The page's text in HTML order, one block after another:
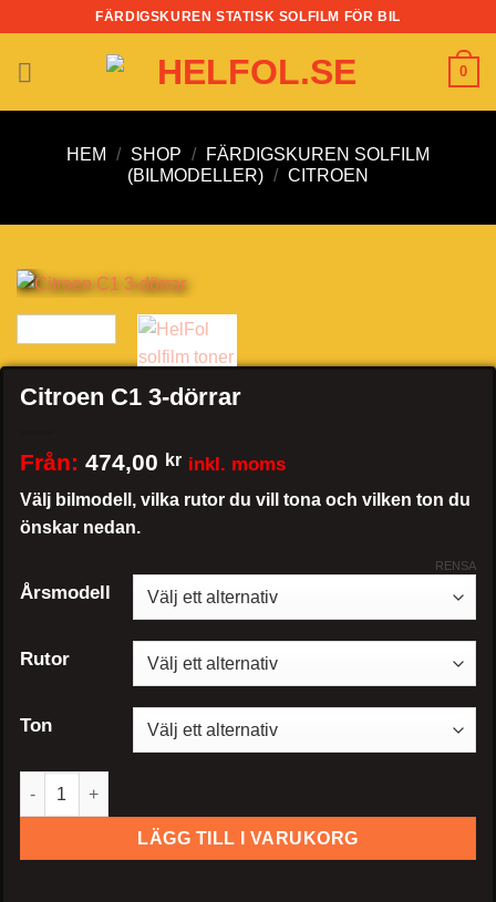
content
FÄRDIGSKUREN STATISK SOLFILM FÖR BIL
0
HEM / SHOP /
FÄRDIGSKUREN SOLFILM
(BILMODELLER) / CITROEN
Citroen C1 3-dörrar
Från: 474,00 kr inkl. moms
Välj bilmodell, vilka rutor du vill tona och vilken ton du
önskar nedan.
Årsmodell
Rutor
Ton
RENSA
Citroen C1 3-dörrar mängd
LÄGG TILL I VARUKORG